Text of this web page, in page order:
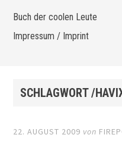
Buch der coolen Leute
Impressum / Imprint
SCHLAGWORT /
22. AUGUST 2009 von